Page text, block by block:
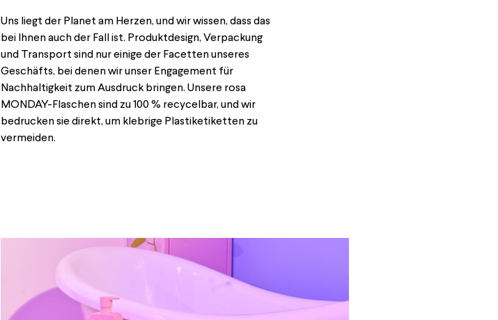
Uns liegt der Planet am Herzen, und wir wissen, dass das
bei Ihnen auch der Fall ist. Produktdesign, Verpackung
und Transport sind nur einige der Facetten unseres
Geschäfts, bei denen wir unser Engagement für
Nachhaltigkeit zum Ausdruck bringen. Unsere rosa
MONDAY-Flaschen sind zu 100 % recycelbar, und wir
bedrucken sie direkt, um klebrige Plastiketiketten zu
vermeiden.